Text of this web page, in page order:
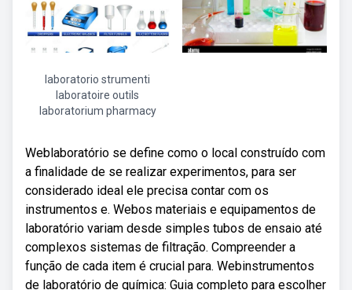
laboratorio strumenti
laboratoire outils
laboratorium pharmacy
Weblaboratório se define como o local construído com
a finalidade de se realizar experimentos, para ser
considerado ideal ele precisa contar com os
instrumentos e. Webos materiais e equipamentos de
laboratório variam desde simples tubos de ensaio até
complexos sistemas de filtração. Compreender a
função de cada item é crucial para. Webinstrumentos
de laboratório de química: Guia completo para escolher